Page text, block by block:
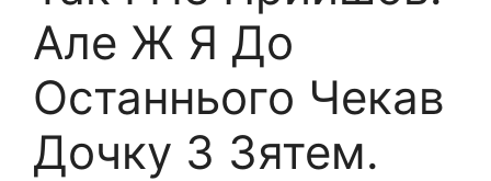
Але Ж Я До
Останнього Чекав
Дочку З Зятем.